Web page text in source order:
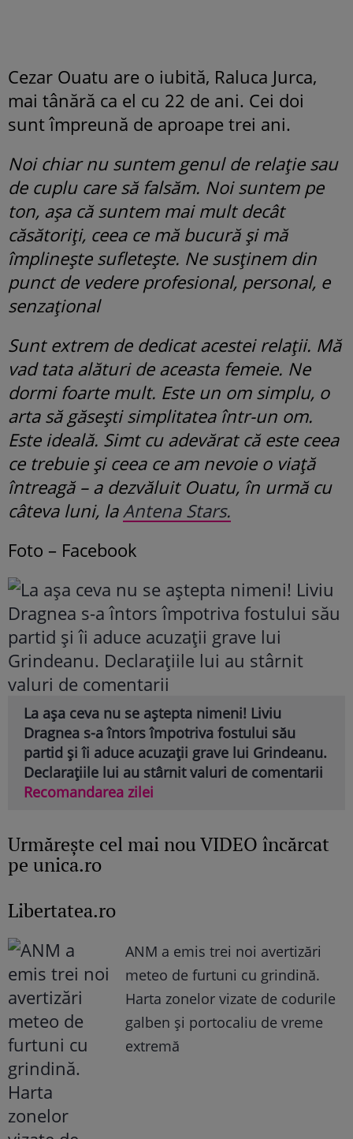
Cezar Ouatu are o iubită, Raluca Jurca,
mai tânără ca el cu 22 de ani. Cei doi
sunt împreună de aproape trei ani.
Noi chiar nu suntem genul de relație sau
de cuplu care să falsăm. Noi suntem pe
ton, așa că suntem mai mult decât
căsătoriți, ceea ce mă bucură și mă
împlinește sufletește. Ne susținem din
punct de vedere profesional, personal, e
senzațional
Sunt extrem de dedicat acestei relații. Mă
vad tata alături de aceasta femeie. Ne
dormi foarte mult. Este un om simplu, o
arta să găsești simplitatea într-un om.
Este ideală. Simt cu adevărat că este ceea
ce trebuie și ceea ce am nevoie o viață
întreagă – a dezvăluit Ouatu, în urmă cu
câteva luni, la Antena Stars.
Foto – Facebook
La așa ceva nu se aștepta nimeni! Liviu
Dragnea s-a întors împotriva fostului său
partid și îi aduce acuzații grave lui Grindeanu.
Declarațiile lui au stârnit valuri de comentarii
Recomandarea zilei
Urmăreşte cel mai nou VIDEO încărcat
pe unica.ro
Libertatea.ro
ANM a emis trei noi avertizări
meteo de furtuni cu grindină.
Harta zonelor vizate de codurile
galben și portocaliu de vreme
extremă